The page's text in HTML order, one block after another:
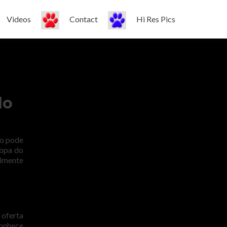
Videos Contact Hi Res Pics
pode
do
oferta